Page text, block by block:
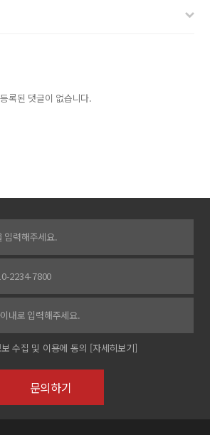
등록된 댓글이 없습니다.
수집 및 이용에 동의 [자세히보기]